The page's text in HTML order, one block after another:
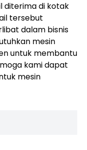
diterima di kotak
tersebut
dalam bisnis
mesin
untuk membantu
kami dapat
mesin